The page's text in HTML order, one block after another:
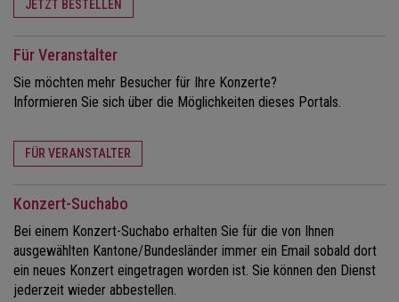
JETZT BESTELLEN
Für Veranstalter
Sie möchten mehr Besucher für Ihre Konzerte?
Informieren Sie sich über die Möglichkeiten dieses Portals.
FÜR VERANSTALTER
Konzert-Suchabo
Bei einem Konzert-Suchabo erhalten Sie für die von Ihnen
ausgewählten Kantone/Bundesländer immer ein Email sobald dort
ein neues Konzert eingetragen worden ist. Sie können den Dienst
jederzeit wieder abbestellen.